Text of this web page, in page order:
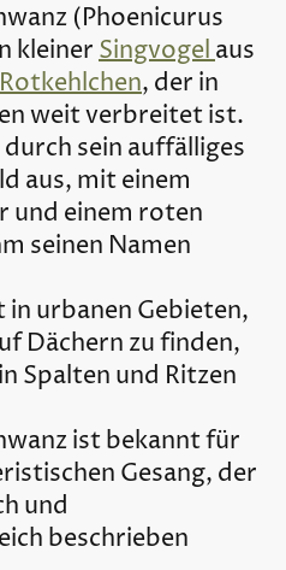
(Phoenicurus
kleinerSingvogelaus
Rotkehlchen, der in
weit verbreitet ist.
sein auffälliges
aus, mit einem
und einem roten
seinen Namen
urbanen Gebieten,
Dächern zu finden,
Spalten und Ritzen
ist bekannt für
Gesang, der
und
beschrieben